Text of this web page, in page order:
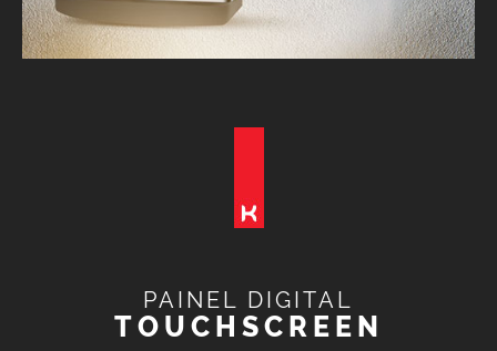
PAINEL DIGITAL
TOUCHSCREEN